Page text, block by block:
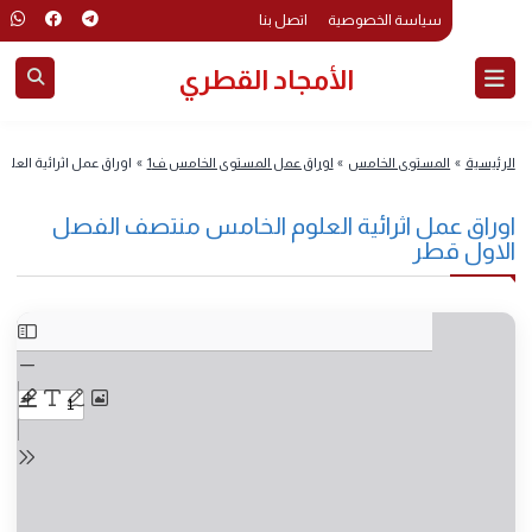
سياسة الخصوصية اتصل بنا
الأمجاد القطري
» المستوى الخامس » اوراق عمل المستوى الخامس ف1 » اوراق عمل اثرائية
عمل اثرائية العلوم الخامس منتصف الفصل
قطر